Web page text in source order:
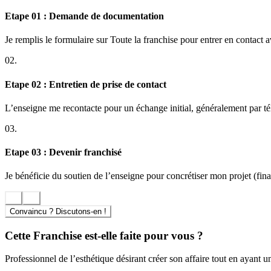
personnalisé ainsi qu’un suivi opérationnel efficace et adaptable à
commercial. Le réseau accueille esthéticiens expérimentés, styliste-
Un marché de niche en fort développement
Le segment du stylisme ongulaire connaît une croissance rapide,
c’est se positionner dès aujourd’hui en spécialiste du secteur,
Etape 01 : Demande de documentation
Je remplis le formulaire sur Toute la franchise pour entrer en contact
02.
Etape 02 : Entretien de prise de contact
L’enseigne me recontacte pour un échange initial, généralement par
03.
Etape 03 : Devenir franchisé
Je bénéficie du soutien de l’enseigne pour concrétiser mon projet
Convaincu ? Discutons-en !
Cette Franchise est-elle faite pour vous ?
Professionnel de l’esthétique désirant créer son affaire tout en ayant